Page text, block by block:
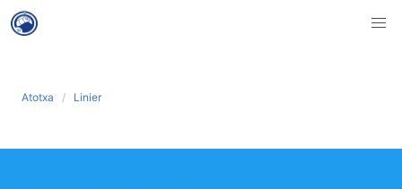
Atotxa Linier